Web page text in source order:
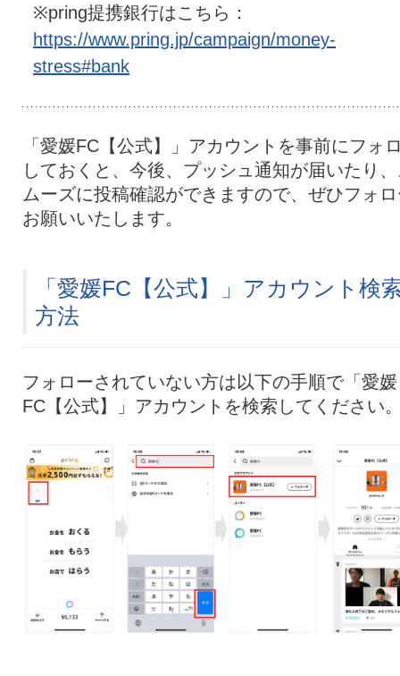
※pring提携銀行はこちら：
https://www.pring.jp/campaign/money-
stress#bank
「愛媛FC【公式】」アカウントを事前にフォ
しておくと、今後、プッシュ通知が届いたり
ムーズに投稿確認ができますので、ぜひフォ
お願いいたします。
「愛媛FC【公式】」アカウント検
方法
フォローされていない方は以下の手順で「愛媛
FC【公式】」アカウントを検索してください